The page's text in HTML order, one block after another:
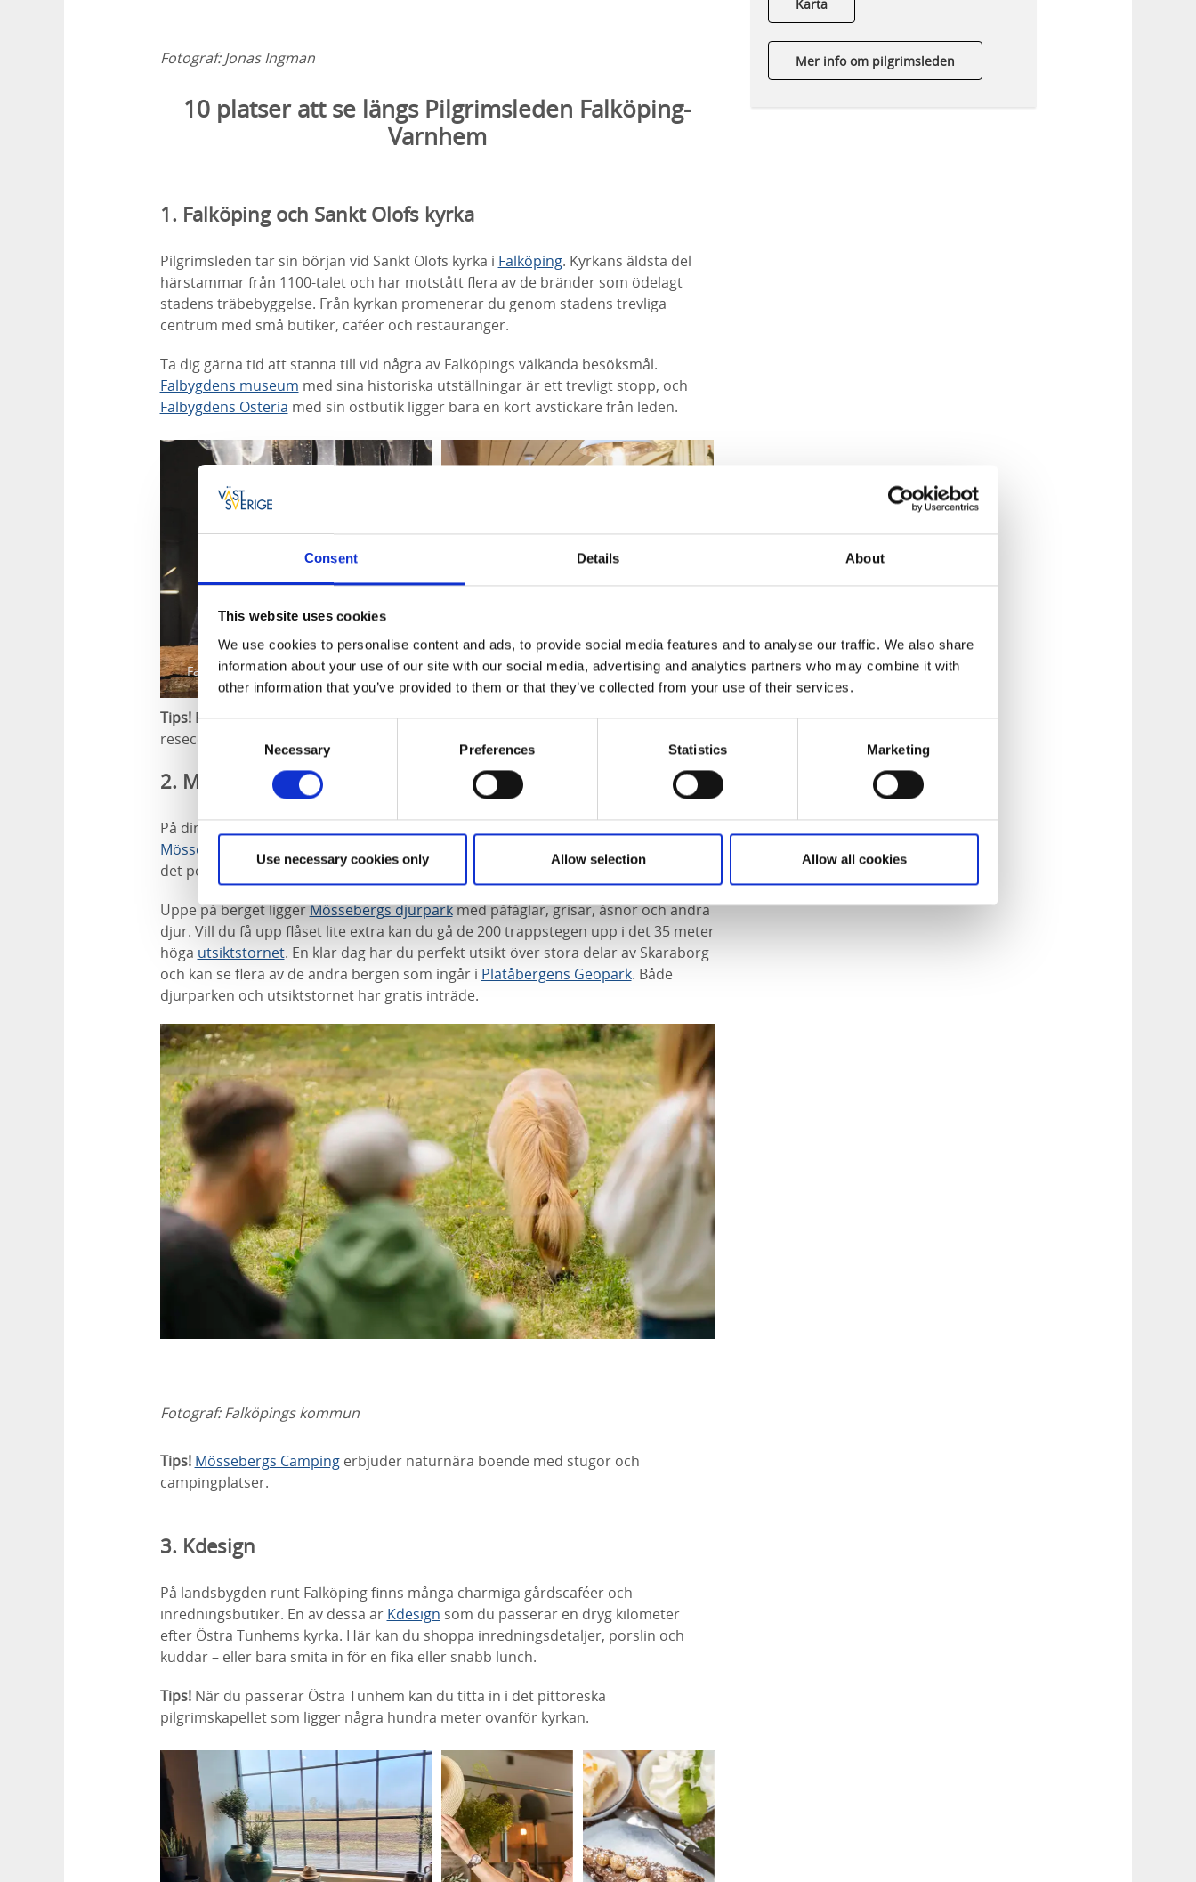
Consent Details About
This website uses cookies
We use cookies to personalise content and ads, to provide social media features and to analyse our traffic. We also share
information about your use of our site with our social media, advertising and analytics partners who may combine it with
other information that you’ve provided to them or that they’ve collected from your use of their services.
Necessary Preferences Statistics Marketing
Use necessary cookies only Allow selection Allow all cookies
Fotograf:Jonas Ingman
10 platser att se längs Pilgrimsleden Falköping-
Varnhem
1. Falköping och Sankt Olofs kyrka
Pilgrimsleden tar sin början vid Sankt Olofs kyrka i Falköping. Kyrkans äldsta del
härstammar från 1100-talet och har motstått flera av de bränder som ödelagt
stadens träbebyggelse. Från kyrkan promenerar du genom stadens trevliga
centrum med små butiker, caféer och restauranger.
Ta dig gärna tid att stanna till vid några av Falköpings välkända besöksmål.
Falbygdens museum med sina historiska utställningar är ett trevligt stopp, och
Falbygdens Osteria med sin ostbutik ligger bara en kort avstickare från leden.
Falbygdens museum Falbygdens Osteria
Tips! Bo centralt och bekvämt påHotell Falköping, nära både stadens utbud och
resecentrum.
2. Mösseberg
På din vandring ut ur Falköping kommer du att bekanta dig med platåberget
Mösseberg
. Leden går uppför berget genom Mössebergsparken där du passerar
det populära spahotelletMössebergs Kurort
Uppe på berget liggerMössebergs djurparkmed påfåglar, grisar, åsnor och andra
djur. Vill du få upp flåset lite extra kan du gå de 200 trappstegen upp i det 35 meter
höga utsiktstornet. En klar dag har du perfekt utsikt över stora delar av Skaraborg
och kan se flera av de andra bergen som ingår i Platåbergens Geopark. Både
djurparken och utsiktstornet har gratis inträde.
Fotograf:Falköpings kommun
Tips! Mössebergs Campingerbjuder naturnära boende med stugor och
campingplatser.
3. Kdesign
På landsbygden runt Falköping finns många charmiga gårdscaféer och
inredningsbutiker. En av dessa är Kdesign som du passerar en dryg kilometer
efter Östra Tunhems kyrka. Här kan du shoppa inredningsdetaljer, porslin och
kuddar – eller bara smita in för en fika eller snabb lunch.
Tips!När du passerar Östra Tunhem kan du titta in i det pittoreska
pilgrimskapellet som ligger några hundra meter ovanför kyrkan.
Karta
Mer info om pilgrimsleden